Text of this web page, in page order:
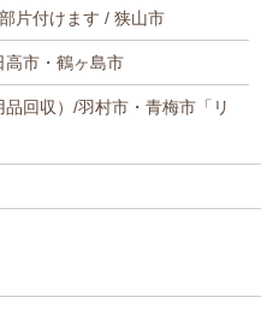
片付けます / 狭山市
市・鶴ヶ島市
回収）/羽村市・青梅市「リ